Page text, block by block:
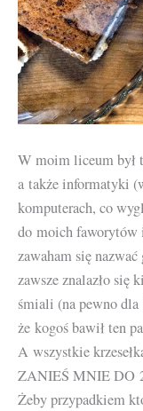
W moim liceum był
a także informatyki
komputerach, co
do moich faworytów
zawaham się
zawsze znalazło
śmiali (na pewno
że kogoś bawił ten
A wszystkie
ZANIEŚ MNIE DO
Żeby przypadkiem